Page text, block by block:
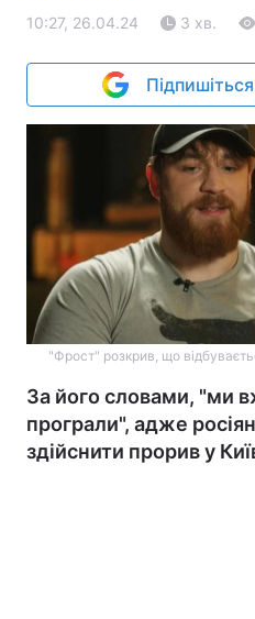
10:27, 26.04.24 3 хв.
"Фрост" розкрив, що
За його словами, "ми
програли", адже
здійснити прорив у